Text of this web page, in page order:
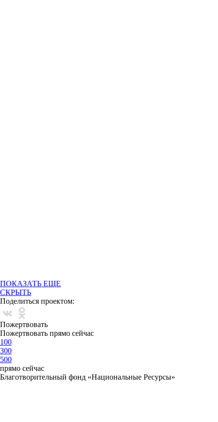
ПОКАЗАТЬ ЕЩЕ
СКРЫТЬ
Поделиться проектом:
Пожертвовать
Пожертвовать прямо сейчас
100
300
500
прямо сейчас
Благотворительный фонд «Национальные Ресурсы»